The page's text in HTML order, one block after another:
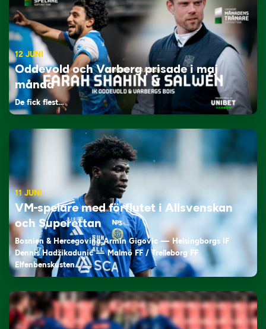
12 JUNI
Oddevold och Varberg prisade i maj
månad
De fick flest…
11 JUNI
VM-spelare med förflutet i Allsvenskan
och Superettan
Bosnien & Hercegovina Armin Gigovic — Helsingborgs IF
Dennis Hadžikadunić — Malmö FF / Trelleborg FF
Elfenbenskusten…